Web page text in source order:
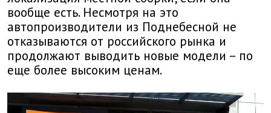
вообще есть. Несмотря на это
автопроизводители из Поднебесной не
отказываются от российского рынка и
продолжают выводить новые модели – по
еще более высоким ценам.